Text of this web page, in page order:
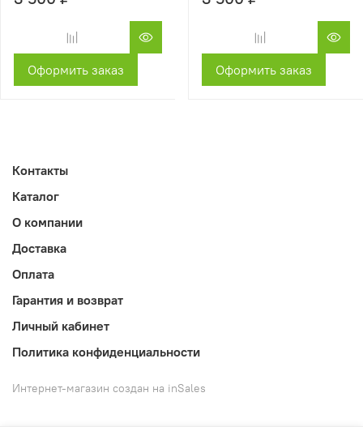
Оформить заказ Оформить заказ
Контакты
Каталог
О компании
Доставка
Оплата
Гарантия и возврат
Личный кабинет
Политика конфиденциальности
Интернет-магазин создан на inSales